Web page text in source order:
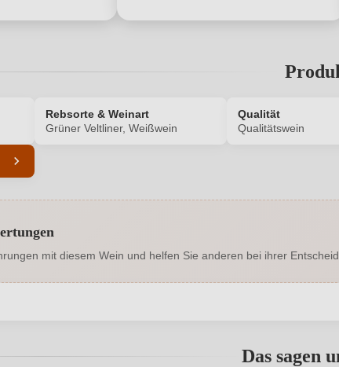
Rebsorte & Weinart
Grüner Veltliner, Weißwein
Qualität
Qualitätswein
Österreich
mit diesem Wein und helfen Sie anderen bei ihrer
Das sagen